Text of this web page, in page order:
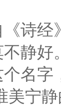
诗经
静好。
名字
美宁